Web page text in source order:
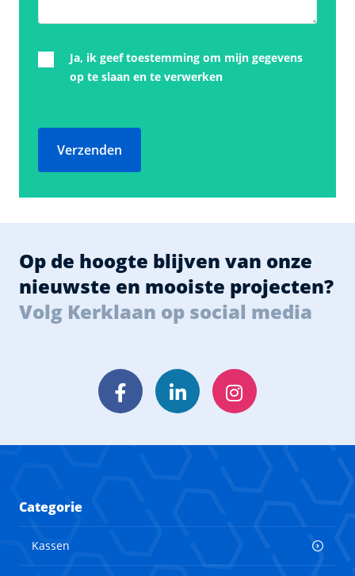
Ja, ik geef toestemming om mijn gegevens
op te slaan en te verwerken
Verzenden
Op de hoogte blijven van onze
nieuwste en mooiste projecten?
Volg Kerklaan op social media
FacebookLinkedInInstagram
Categorie
Kassen